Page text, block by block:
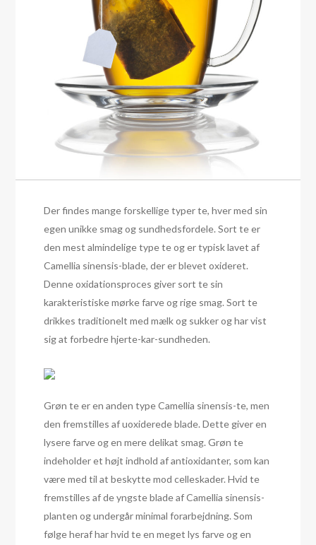
Der findes mange forskellige typer te, hver med sin
egen unikke smag og sundhedsfordele. Sort te er
den mest almindelige type te og er typisk lavet af
Camellia sinensis-blade, der er blevet oxideret.
Denne oxidationsproces giver sort te sin
karakteristiske mørke farve og rige smag. Sort te
drikkes traditionelt med mælk og sukker og har vist
sig at forbedre hjerte-kar-sundheden.
Grøn te er en anden type Camellia sinensis-te, men
den fremstilles af uoxiderede blade. Dette giver en
lysere farve og en mere delikat smag. Grøn te
indeholder et højt indhold af antioxidanter, som kan
være med til at beskytte mod celleskader. Hvid te
fremstilles af de yngste blade af Camellia sinensis-
planten og undergår minimal forarbejdning. Som
følge heraf har hvid te en meget lys farve og en